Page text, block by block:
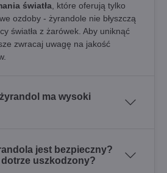
światła , które oferują tylko
ozdoby - żyrandole nie błyszczą
światła z żarówek. Aby uniknąć
zwracaj uwagę na jakość
ma wysoki
jest bezpieczny?
uszkodzony?